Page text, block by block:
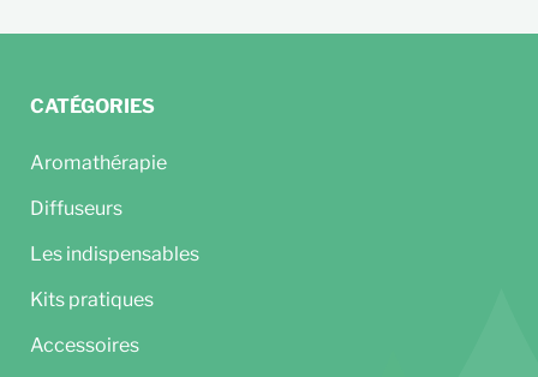
CATÉGORIES
Aromathérapie
Diffuseurs
Les indispensables
Kits pratiques
Accessoires